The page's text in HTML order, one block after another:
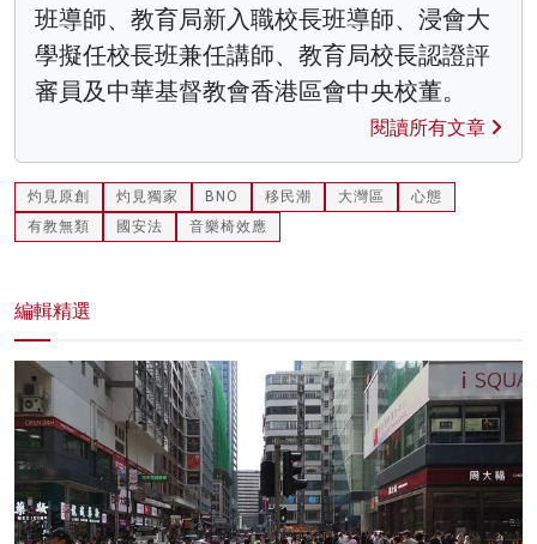
班導師、教育局新入職校長班導師、浸會大
學擬任校長班兼任講師、教育局校長認證評
審員及中華基督教會香港區會中央校董。
閱讀所有文章
灼見原創 灼見獨家 BNO 移民潮 大灣區
心態
有教無類
國安法 音樂椅效應
編輯精選